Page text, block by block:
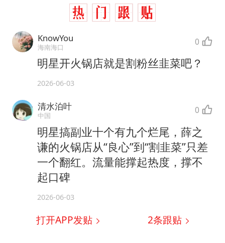
KnowYou
海南海口 0
明星开火锅店就是割粉丝韭菜吧？
2026-06-03
清水泊叶
中国 0
明星搞副业十个有九个烂尾，薛之
谦的火锅店从“良心”到“割韭菜”只差
一个翻红。流量能撑起热度，撑不
起口碑
2026-06-03
打开APP发贴 2条跟贴